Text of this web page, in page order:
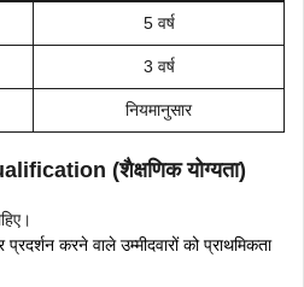
5 वर्ष
3 वर्ष
नियमानुसार
(शैक्षणिक योग्यता)
करने वाले उम्मीदवारों को प्राथमिकता